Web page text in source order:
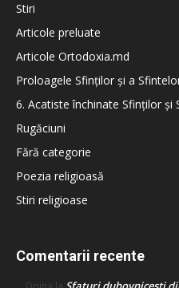
Stiri
Articole preluate
Articole Ortodoxia.md
Proloagele Sfinților și a
6. Acatiste închinate Sfinților și
Rugăciuni
Fără categorie
Poezia religioasă
Stiri religioase
Comentarii recente